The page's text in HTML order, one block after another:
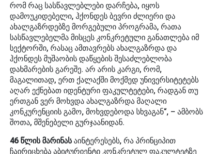
რომ რაც სასწავლებლები დარჩება, იყოს
დამოუკიდებელი, ჰქონდეს ბევრი ძლიერი და
ახალგაზრდებზე მორგებული პროგრამა, რათა
სასწავლებელმა მისცეს კონკრეტული განათლება იმ
სექტორში, რასაც ამთავრებს ახალგაზრდა და
ჰქონდეს მუშაობის დაწყების შესაძლებლობა
დახმარების გარეშე. არ არის კარგი, რომ,
მაგალითად, ერთ ქალაქში მოქმედ უნივერსიტეტებს
აღარ ექნებათ იდენტური ფაკულტეტები, რადგან თუ
ერთგან ვერ მოხვდა ახალგაზრდა მაღალი
კონკურენციის გამო, მოხვდებოდა სხვაგან“, – ამბობს
შოთა, მშენებელი გურჯაანიდან.
46 წლის მარინასაინტერესებს, რა პრინციპით
ჩაირიცხება აბიტურიენტი კონკრეტულ ფაკულტეტზე